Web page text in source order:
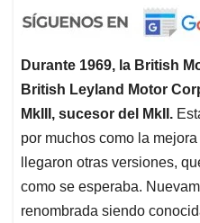
Durante 1969, la British
British Leyland Motor
MkIII, sucesor del MkII.
por muchos como la
llegaron otras versiones,
como se esperaba.
renombrada siendo